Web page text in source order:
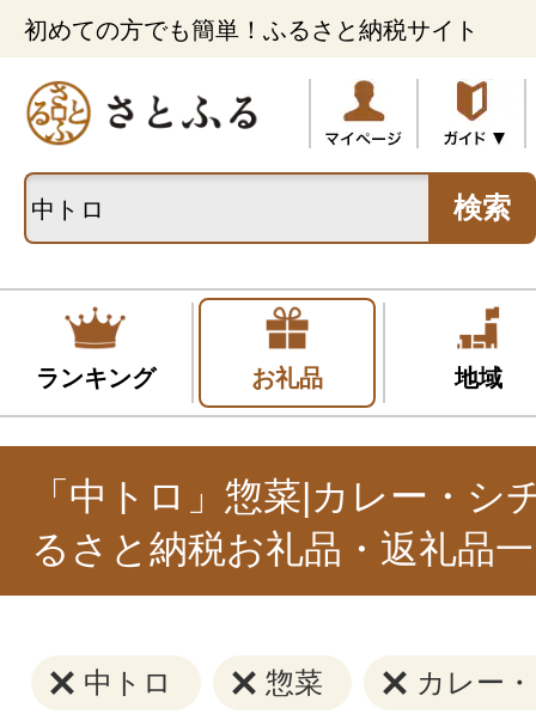
初めての方でも簡単！ふるさと納税サイト
検索
ランキング お礼品 地域
「中トロ」惣菜|カレー・シ
るさと納税お礼品・返礼品
中トロ 惣菜 カレー